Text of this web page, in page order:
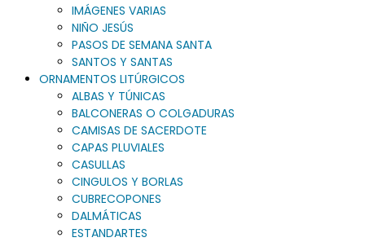
IMÁGENES VARIAS
NIÑO JESÚS
PASOS DE SEMANA SANTA
SANTOS Y SANTAS
ORNAMENTOS LITÚRGICOS
ALBAS Y TÚNICAS
BALCONERAS O COLGADURAS
CAMISAS DE SACERDOTE
CAPAS PLUVIALES
CASULLAS
CINGULOS Y BORLAS
CUBRECOPONES
DALMÁTICAS
ESTANDARTES